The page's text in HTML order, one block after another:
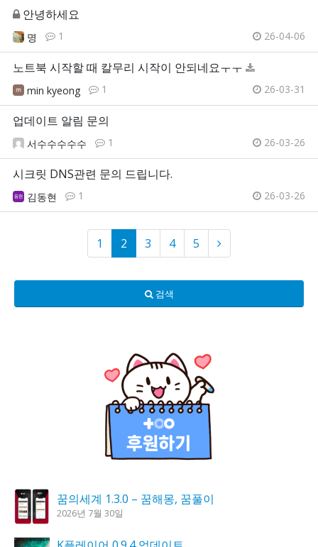
안녕하세요
명 1 26-04-06
노트북 시작할 때 칼무리 시작이 안되네요ㅜㅜ
min kyeong 1 26-03-31
업데이트 알림 문의
서수수수수수 1 26-03-26
시크릿 DNS관련 문의 드립니다.
김동현 1 26-03-26
1 2 3 4 5
검색
꿈의세계 1.3.0 – 꿈해몽, 꿈풀이
2026년 7월 30일